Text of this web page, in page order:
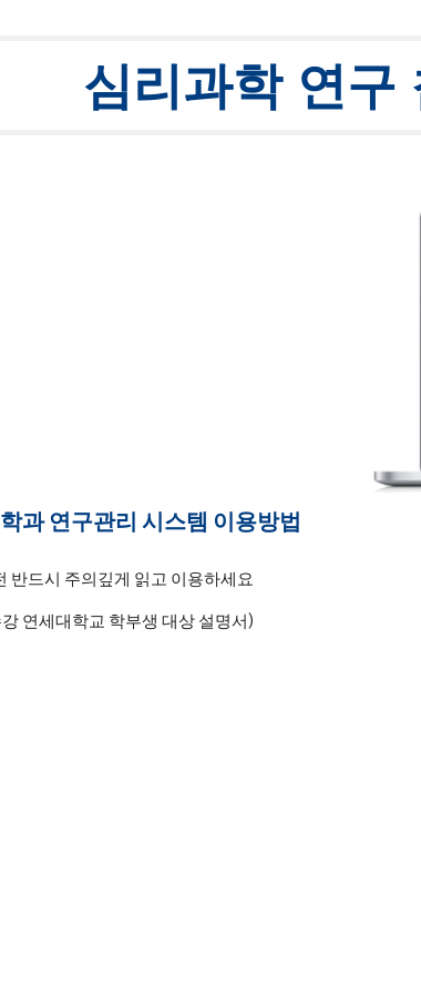
심리과학 연구
과 연구관리 시스템 이용방법
반드시 주의깊게 읽고 이용하세요
연세대학교 학부생 대상 설명서)